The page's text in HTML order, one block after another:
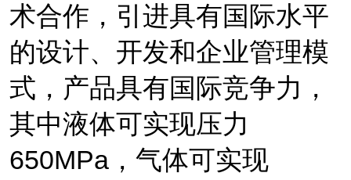
术合作，引进具有国际水平
的设计、开发和企业管理模
式，产品具有国际竞争力，
其中液体可实现压力
650MPa ，气体可实现